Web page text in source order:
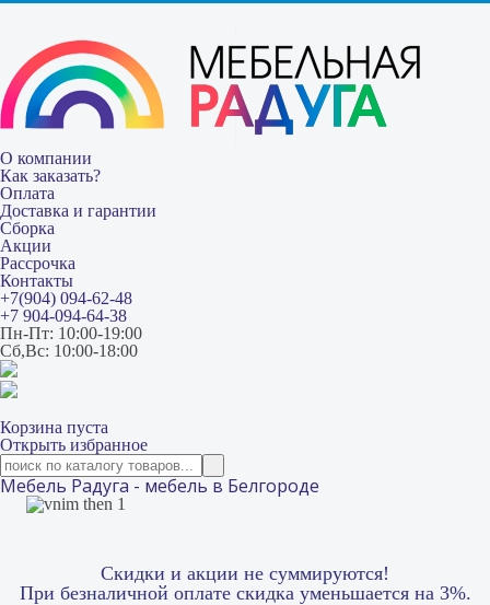
О компании
Как заказать?
Оплата
Доставка и гарантии
Сборка
Акции
Рассрочка
Контакты
+7(904) 094-62-48
+7 904-094-64-38
Пн-Пт: 10:00-19:00
Сб,Вс: 10:00-18:00
Корзина пуста
Открыть избранное
Мебель Радуга - мебель в Белгороде
Скидки и акции не суммируются!
При безналичной оплате скидка уменьшается на 3%.